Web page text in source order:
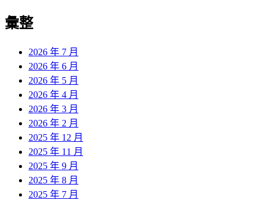
彙整
2026 年 7 月
2026 年 6 月
2026 年 5 月
2026 年 4 月
2026 年 3 月
2026 年 2 月
2025 年 12 月
2025 年 11 月
2025 年 9 月
2025 年 8 月
2025 年 7 月